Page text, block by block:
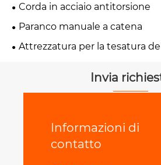
Corda in acciaio antitorsione
Paranco manuale a catena
Attrezzatura per la tesatura
Invia
Informazioni di
contatto